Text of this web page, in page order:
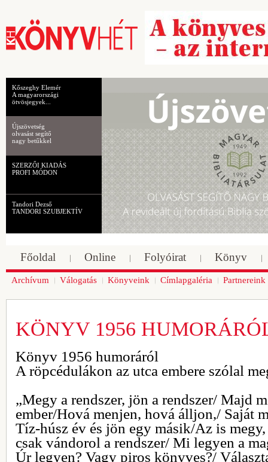
Kőszeghy Elemér
A magyarországi
ötvösjegyek...
Újszövetség
olvasást segítő
nagy betűkkel
SZERZŐI KIADÁS
PROFI MÓDON
Tandori Dezső
TANDORI SZUBJEKTÍV
Főoldal Online Folyóirat Könyv
Archívum Válogatás Könyveink Címlapgaléria Partnereink
KÖNYV 1956
Könyv 1956 humoráról
A röpcédulákon az utca embere szólal
„Megy a rendszer, jön a rendszer/ Majd
ember/Hová menjen, hová álljon,/ Saját
Tíz-húsz év és jön egy másik/Az is
csak vándorol a rendszer/ Mi legyen a
Úr legyen? Vagy piros könyves?/